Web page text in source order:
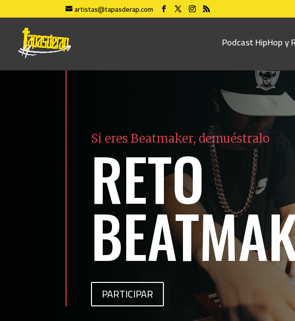
artistas@tapasderap.com
Podcast HipHop y
Si eres Beatmaker, demuéstralo
RETO
PARTICIPAR